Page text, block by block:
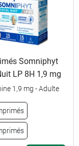
Somniphyt
LP 8H 1,9 mg
1,9 mg - Adulte